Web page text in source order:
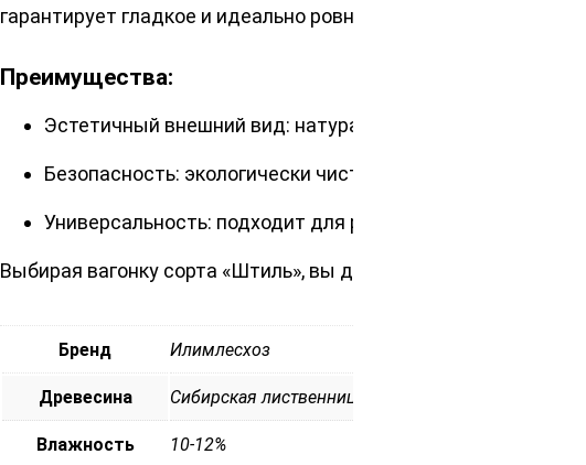
гарантирует гладкое и идеально ровное покрытие, не
Преимущества:
Эстетичный внешний вид: натуральное дерево.
Безопасность: экологически чистая обработка.
Универсальность: подходит для различных типов
Выбирая вагонку сорта «Штиль», вы делаете ставку на
Бренд Илимлесхоз
Древесина Сибирская лиственница
Влажность 10-12%